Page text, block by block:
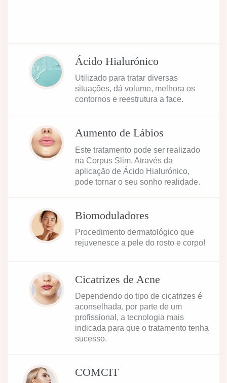
Ácido Hialurónico
Utilizado para tratar diversas
situações, dá volume, melhora os
contornos e reestrutura a face.
Aumento de Lábios
Este tratamento pode ser realizado
na Corpus Slim. Através da
aplicação de Ácido Hialurónico,
pode tornar o seu sonho realidade.
Biomoduladores
Procedimento dermatológico que
rejuvenesce a pele do rosto e corpo!
Cicatrizes de Acne
Dependendo do tipo de cicatrizes é
aconselhada, por parte de um
profissional, a tecnologia mais
indicada para que o tratamento tenha
sucesso.
COMCIT